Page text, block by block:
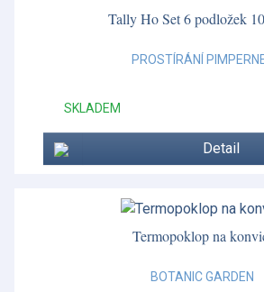
Tally Ho Set 6 podložek
PROSTÍRÁNÍ
SKLADEM
Detail
Termopoklop na
BOTANIC GARDEN